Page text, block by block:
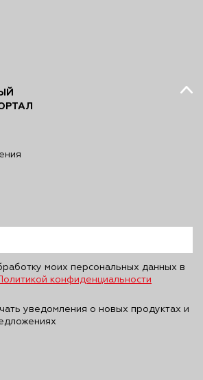
моих персональных данных в
Политикой конфиденциальности
уведомления о новых продуктах и